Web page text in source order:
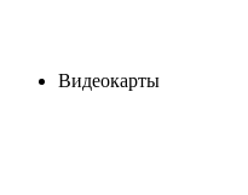
Видеокарты